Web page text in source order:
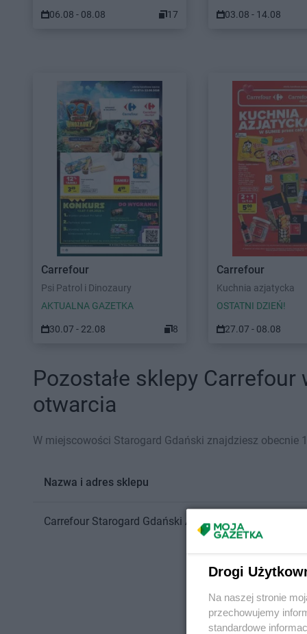
06.08 - 08.08 17 03.08 - 14.08
Carrefour
Psi Patrol i Dinozaury
AKTUALNA GAZETKA
30.07 - 22.08 8
Carrefour
Kuchnia azjatycka
OSTATNI DZIEŃ!
27.07 - 08.08
Pozostałe sklepy
otwarcia
W miejscowości Starogard Gdański znajdziesz obecnie
Nazwa i adres sklepu
Carrefour Starogard Gdański Aleja Niepodległości 2a
Drogi
Na naszej stronie
przechowujemy
standardowe